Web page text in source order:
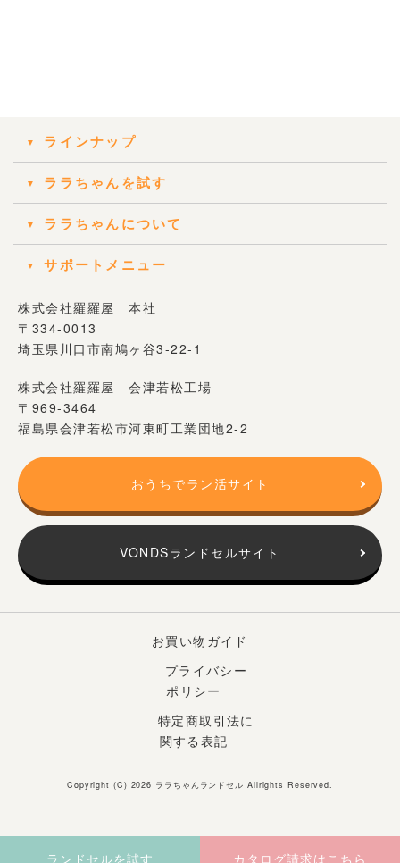
ラインナップ
ララちゃんを試す
ララちゃんについて
サポートメニュー
株式会社羅羅屋 本社
〒334-0013
埼玉県川口市南鳩ヶ谷3-22-1
株式会社羅羅屋 会津若松工場
〒969-3464
福島県会津若松市河東町工業団地2-2
おうちでラン活サイト
VONDSランドセルサイト
お買い物ガイド
プライバシー
ポリシー
特定商取引法に
関する表記
Copyright (C) 2026 ララちゃんランドセル Allrights Reserved.
ランドセルを試す カタログ請求はこちら